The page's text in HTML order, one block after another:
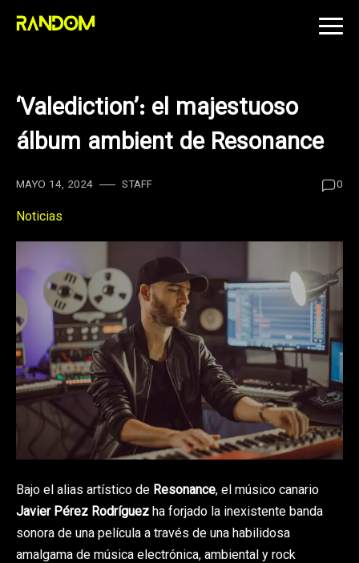
Skip
‘Valediction’: el majestuoso
álbum ambient de Resonance
MAYO 14, 2024 STAFF 0
Noticias
Bajo el alias artístico de Resonance, el músico canario
Javier Pérez Rodríguezha forjado la inexistente banda
sonora de una película a través de una habilidosa
amalgama de música electrónica, ambiental y rock